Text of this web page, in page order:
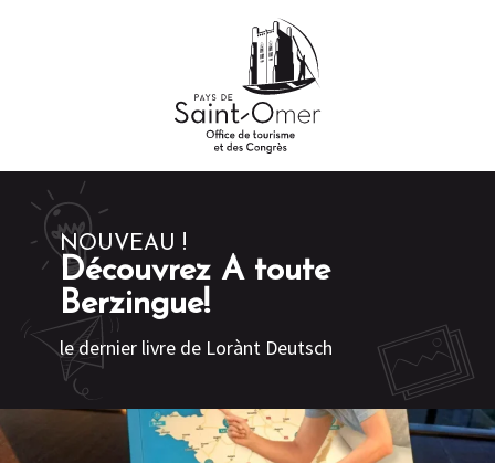
NOUVEAU !
Découvrez A toute
Berzingue!
le dernier livre de Lorànt Deutsch